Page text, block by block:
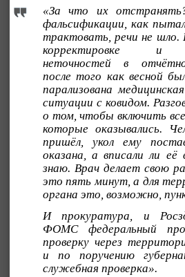
«За что их
фальсификации, как
трактовать, речи не шло.
корректировке и
неточностей в
после того как весной
парализована
ситуации с ковидом.
о том, чтобы включить
которые оказывались.
пришёл, укол ему
оказана, а вписали ли её
знаю. Врач делает свою
это пять минут, а для
органа это, возможно,
И прокуратура, и
ФОМС федеральный
проверку через
и по поручению
служебная проверка».